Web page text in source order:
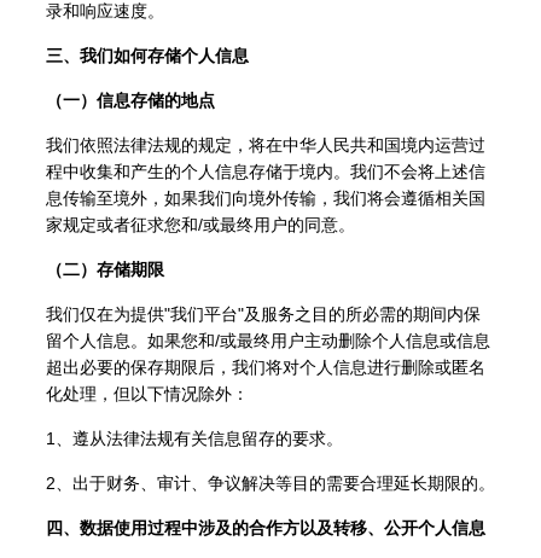
录和响应速度。
三、我们如何存储个人信息
（一）信息存储的地点
我们依照法律法规的规定，将在中华人民共和国境内运营过
程中收集和产生的个人信息存储于境内。我们不会将上述信
息传输至境外，如果我们向境外传输，我们将会遵循相关国
家规定或者征求您和/或最终用户的同意。
（二）存储期限
我们仅在为提供"我们平台"及服务之目的所必需的期间内保
留个人信息。如果您和/或最终用户主动删除个人信息或信息
超出必要的保存期限后，我们将对个人信息进行删除或匿名
化处理，但以下情况除外：
1、遵从法律法规有关信息留存的要求。
2、出于财务、审计、争议解决等目的需要合理延长期限的。
四、数据使用过程中涉及的合作方以及转移、公开个人信息